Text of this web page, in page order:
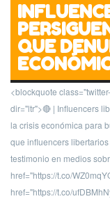
QUE
<blockquote
dir="ltr">🔴 | Influencers
la crisis económica para
que influencers
testimonio en medios
href="https://t.co/
href="https://t.co/